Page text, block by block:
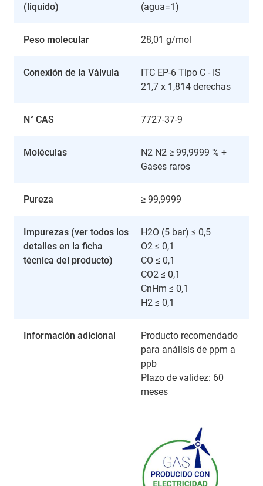
(liquido)
(agua=1)
Peso molecular 28,01 g/mol
Conexión de la Válvula
ITC EP-6 Tipo C - IS
21,7 x 1,814 derechas
N° CAS 7727-37-9
Moléculas
N2 N2 ≥ 99,9999 % +
Gases raros
Pureza ≥ 99,9999
Impurezas (ver todos los
detalles en la ficha
técnica del producto)
H2O (5 bar) ≤ 0,5
O2 ≤ 0,1
CO ≤ 0,1
CO2 ≤ 0,1
CnHm ≤ 0,1
H2 ≤ 0,1
Información adicional
Producto recomendado
para análisis de ppm a
ppb
Plazo de validez: 60
meses